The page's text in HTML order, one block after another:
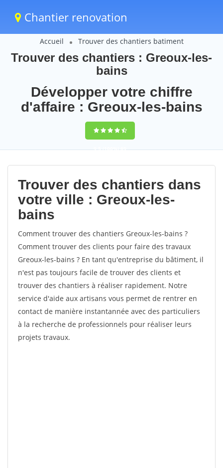
Chantier renovation
Accueil Trouver des chantiers batiment
Trouver des chantiers : Greoux-les-
bains
Développer votre chiffre
d'affaire : Greoux-les-bains
9,5(100%)69
votes
Trouver des chantiers dans
votre ville : Greoux-les-
bains
Comment trouver des chantiers Greoux-les-bains ?
Comment trouver des clients pour faire des travaux
Greoux-les-bains ? En tant qu'entreprise du bâtiment, il
n'est pas toujours facile de trouver des clients et
trouver des chantiers à réaliser rapidement. Notre
service d'aide aux artisans vous permet de rentrer en
contact de manière instantannée avec des particuliers
à la recherche de professionnels pour réaliser leurs
projets travaux.